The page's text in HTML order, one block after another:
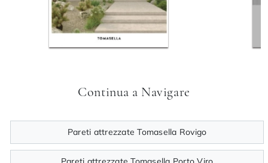
Continua a Navigare
Pareti attrezzate Tomasella Rovigo